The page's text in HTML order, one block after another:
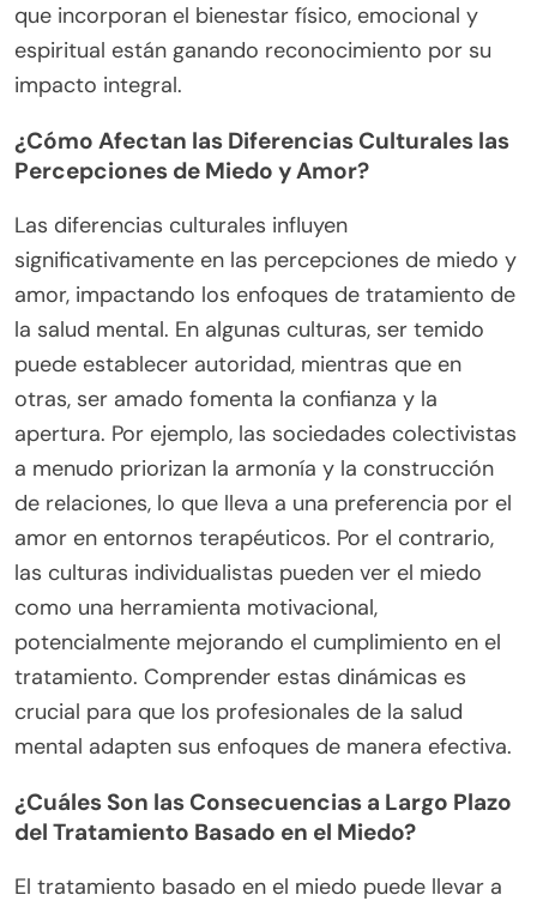
que incorporan el bienestar físico, emocional y
espiritual están ganando reconocimiento por su
impacto integral.
¿Cómo Afectan las Diferencias Culturales las
Percepciones de Miedo y Amor?
Las diferencias culturales influyen
significativamente en las percepciones de miedo y
amor, impactando los enfoques de tratamiento de
la salud mental. En algunas culturas, ser temido
puede establecer autoridad, mientras que en
otras, ser amado fomenta la confianza y la
apertura. Por ejemplo, las sociedades colectivistas
a menudo priorizan la armonía y la construcción
de relaciones, lo que lleva a una preferencia por el
amor en entornos terapéuticos. Por el contrario,
las culturas individualistas pueden ver el miedo
como una herramienta motivacional,
potencialmente mejorando el cumplimiento en el
tratamiento. Comprender estas dinámicas es
crucial para que los profesionales de la salud
mental adapten sus enfoques de manera efectiva.
¿Cuáles Son las Consecuencias a Largo Plazo
del Tratamiento Basado en el Miedo?
El tratamiento basado en el miedo puede llevar a